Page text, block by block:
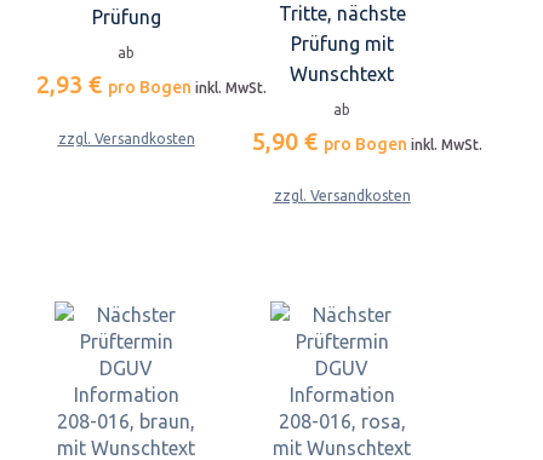
Prüfung
ab
2,93 € pro Bogen inkl. MwSt.
zzgl. Versandkosten
Tritte, nächste
Prüfung mit
Wunschtext
ab
5,90 € pro Bogen inkl. MwSt.
zzgl. Versandkosten